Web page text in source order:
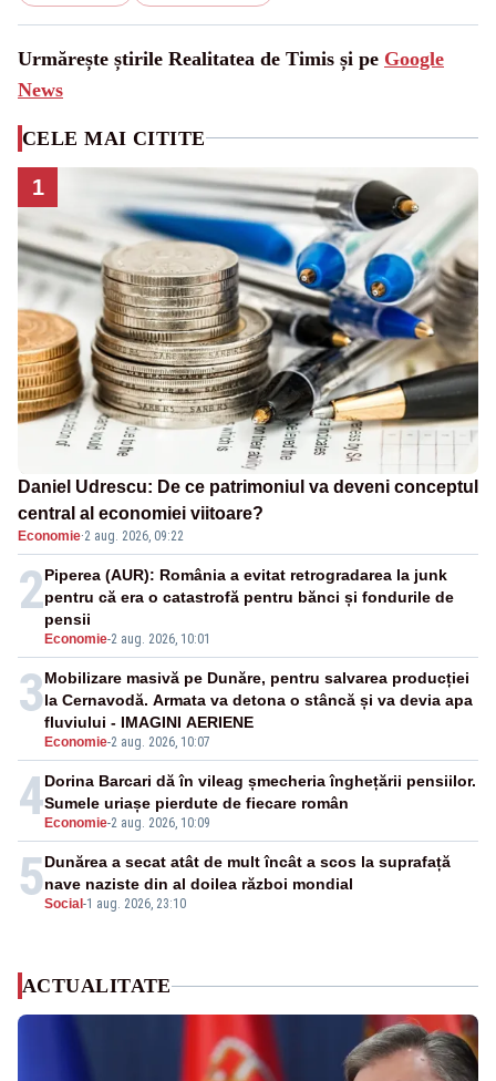
Urmărește știrile Realitatea de Timis și pe Google
News
CELE MAI CITITE
1
Daniel Udrescu: De ce patrimoniul va deveni conceptul
central al economiei viitoare?
Economie·2 aug. 2026, 09:22
2
Economie-2 aug. 2026, 10:01
Piperea (AUR): România a evitat retrogradarea la junk
pentru că era o catastrofă pentru bănci și fondurile de
pensii
3
Economie-2 aug. 2026, 10:07
Mobilizare masivă pe Dunăre, pentru salvarea producției
la Cernavodă. Armata va detona o stâncă și va devia apa
fluviului - IMAGINI AERIENE
4 Economie-2 aug. 2026, 10:09
Dorina Barcari dă în vileag șmecheria înghețării pensiilor.
Sumele uriașe pierdute de fiecare român
5Social -1 aug. 2026, 23:10
Dunărea a secat atât de mult încât a scos la suprafață
nave naziste din al doilea război mondial
ACTUALITATE